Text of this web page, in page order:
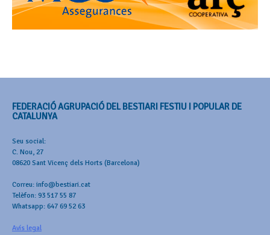
FEDERACIÓ AGRUPACIÓ DEL BESTIARI FESTIU I POPULAR DE
CATALUNYA
Seu social:
C. Nou, 27
08620 Sant Vicenç dels Horts (Barcelona)
Correu: info@bestiari.cat
Telèfon: 93 517 55 87
Whatsapp: 647 69 52 63
Avís legal